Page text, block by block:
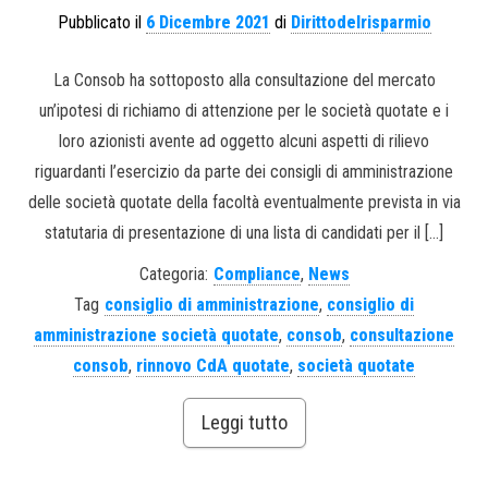
Pubblicato il 6 Dicembre 2021 di Dirittodelrisparmio
La Consob ha sottoposto alla consultazione del mercato
un’ipotesi di richiamo di attenzione per le società quotate e i
loro azionisti avente ad oggetto alcuni aspetti di rilievo
riguardanti l’esercizio da parte dei consigli di amministrazione
delle società quotate della facoltà eventualmente prevista in via
statutaria di presentazione di una lista di candidati per il […]
Categoria: Compliance, News
Tag consiglio di amministrazione, consiglio di
amministrazione società quotate, consob, consultazione
consob, rinnovo CdA quotate, società quotate
Leggi tutto